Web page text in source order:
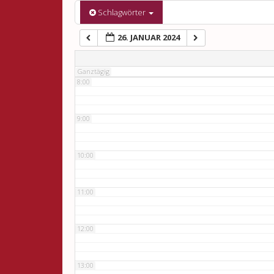
Schlagwörter
26. JANUAR 2024
Ganztägig
6:00
7:00
8:00
9:00
10:00
11:00
12:00
13:00